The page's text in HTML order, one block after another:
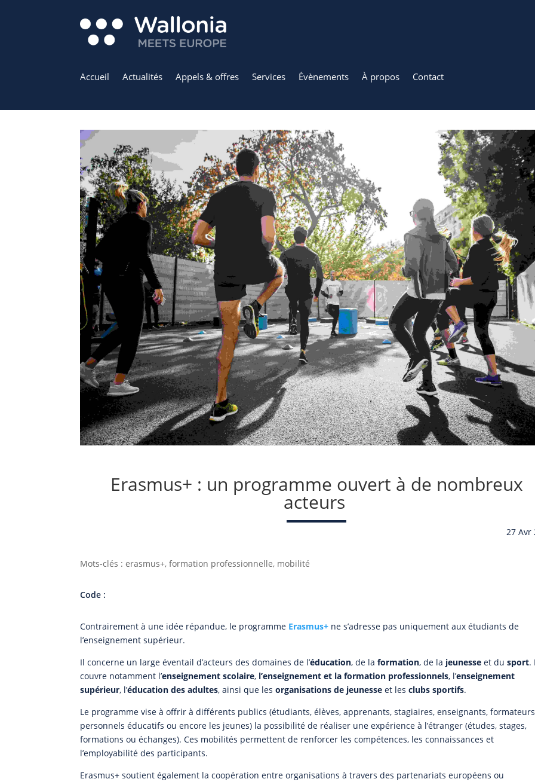
Accueil Actualités Appels & offres Services Évènements À propos Contact
Erasmus+ : un programme ouvert à de nombreux
acteurs
27 Avr
Mots-clés : erasmus+, formation professionnelle, mobilité
Code :
Contrairement à une idée répandue, le programme Erasmus+ ne s’adresse pas uniquement aux étudiants de
l’enseignement supérieur.
Il concerne un large éventail d’acteurs des domaines de l’éducation, de laformation, de la jeunesse et dusport.
couvre notamment l’enseignement scolaire, l’enseignement et la formation professionnels, l’enseignement
supérieur, l’éducation des adultes, ainsi que lesorganisations de jeunesse et lesclubs sportifs.
Le programme vise à offrir à différents publics (étudiants, élèves, apprenants, stagiaires, enseignants,
personnels éducatifs ou encore les jeunes) la possibilité de réaliser une expérience à l’étranger (études, stages,
formations ou échanges). Ces mobilités permettent de renforcer les compétences, les connaissances et
l’employabilité des participants.
Erasmus+ soutient également la coopération entre organisations à travers des partenariats européens ou